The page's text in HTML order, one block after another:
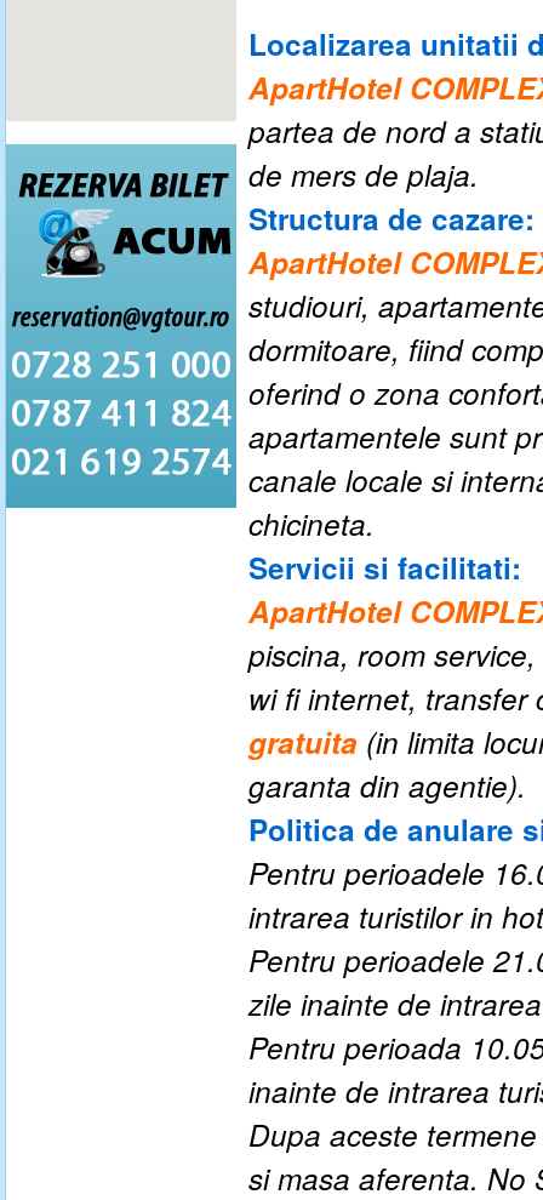
Localizarea unitatii
ApartHotel
partea de nord a
de mers de plaja.
Structura de cazare:
ApartHotel
studiouri,
dormitoare, fiind
oferind o zona
apartamentele sunt
canale locale si
chicineta.
Servicii si facilitati:
ApartHotel
piscina, room
wi fi internet, transfer
gratuita (in limita
garanta din agentie).
Politica de anulare
Pentru perioadele
intrarea turistilor in
Pentru perioadele
zile inainte de
Pentru perioada
inainte de intrarea
Dupa aceste
si masa aferenta. No